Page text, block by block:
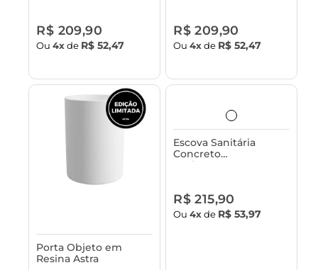
R$ 209,90
Ou4xde R$ 52,47
R$ 209,90
Ou4xde R$ 52,47
Porta Objeto em
Resina Astra
Escova Sanitária
Concreto
Acabamento em
R$ 215,90
Ou4xde R$ 53,97